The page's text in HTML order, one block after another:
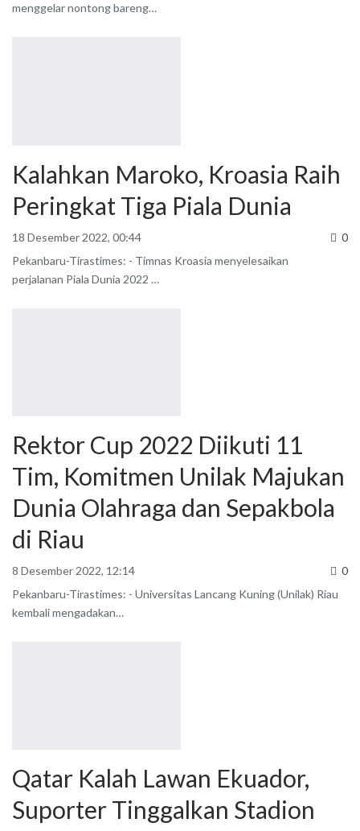
menggelar nontong bareng…
Kalahkan Maroko, Kroasia Raih
Peringkat Tiga Piala Dunia
18 Desember 2022, 00:44
0
Pekanbaru-Tirastimes: - Timnas Kroasia menyelesaikan
perjalanan Piala Dunia 2022 …
Rektor Cup 2022 Diikuti 11
Tim, Komitmen Unilak Majukan
Dunia Olahraga dan Sepakbola
di Riau
8 Desember 2022, 12:14
0
Pekanbaru-Tirastimes: - Universitas Lancang Kuning (Unilak) Riau
kembali mengadakan…
Qatar Kalah Lawan Ekuador,
Suporter Tinggalkan Stadion